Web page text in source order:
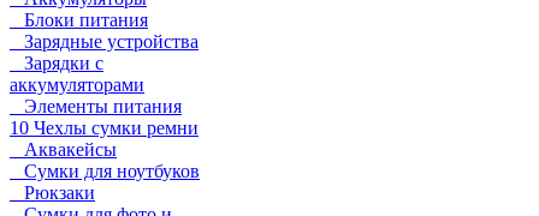
Блоки питания
Зарядные устройства
Зарядки с
аккумуляторами
Элементы питания
10 Чехлы сумки ремни
Аквакейсы
Сумки для ноутбуков
Рюкзаки